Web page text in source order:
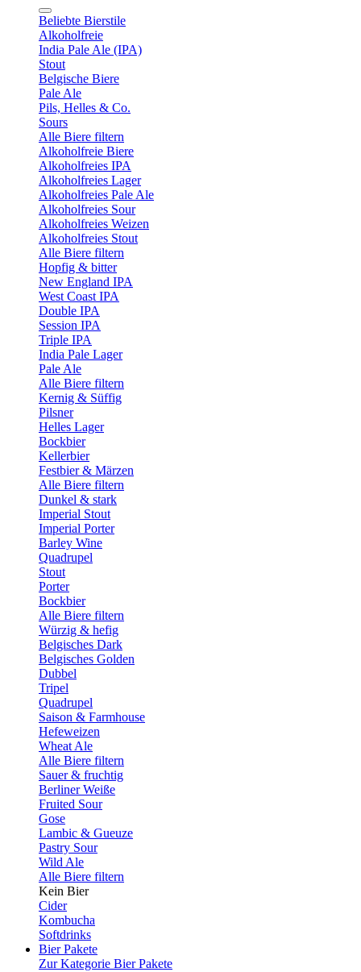
Beliebte Bierstile
Alkoholfreie
India Pale Ale (IPA)
Stout
Belgische Biere
Pale Ale
Pils, Helles & Co.
Sours
Alle Biere filtern
Alkoholfreie Biere
Alkoholfreies IPA
Alkoholfreies Lager
Alkoholfreies Pale Ale
Alkoholfreies Sour
Alkoholfreies Weizen
Alkoholfreies Stout
Alle Biere filtern
Hopfig & bitter
New England IPA
West Coast IPA
Double IPA
Session IPA
Triple IPA
India Pale Lager
Pale Ale
Alle Biere filtern
Kernig & Süffig
Pilsner
Helles Lager
Bockbier
Kellerbier
Festbier & Märzen
Alle Biere filtern
Dunkel & stark
Imperial Stout
Imperial Porter
Barley Wine
Quadrupel
Stout
Porter
Bockbier
Alle Biere filtern
Würzig & hefig
Belgisches Dark
Belgisches Golden
Dubbel
Tripel
Quadrupel
Saison & Farmhouse
Hefeweizen
Wheat Ale
Alle Biere filtern
Sauer & fruchtig
Berliner Weiße
Fruited Sour
Gose
Lambic & Gueuze
Pastry Sour
Wild Ale
Alle Biere filtern
Kein Bier
Cider
Kombucha
Softdrinks
Bier Pakete
Zur Kategorie Bier Pakete